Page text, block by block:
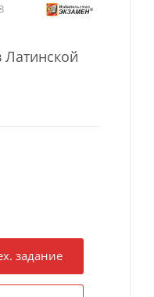
Латинской
задание